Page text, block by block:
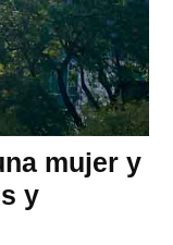
mujer y
y